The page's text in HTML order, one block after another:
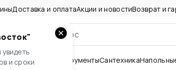
Доставка и оплатаАкции и новостиВозврат и
ИнструментыСантехника
"
и сроки